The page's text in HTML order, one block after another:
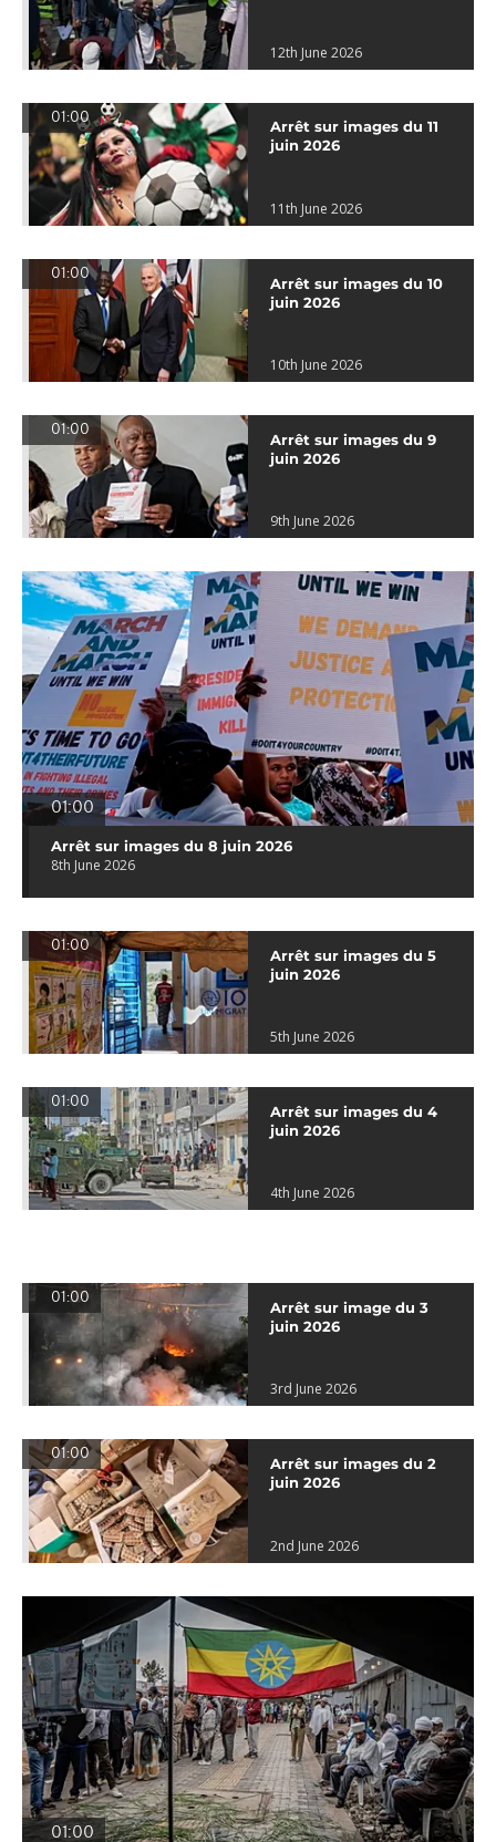
12th June 2026
01:00
Arrêt sur images du 11
juin 2026
11th June 2026
01:00
Arrêt sur images du 10
juin 2026
10th June 2026
01:00
Arrêt sur images du 9
juin 2026
9th June 2026
01:00
Arrêt sur images du 8 juin 2026
8th June 2026
01:00
Arrêt sur images du 5
juin 2026
5th June 2026
01:00
Arrêt sur images du 4
juin 2026
4th June 2026
01:00
Arrêt sur image du 3
juin 2026
3rd June 2026
01:00
Arrêt sur images du 2
juin 2026
2nd June 2026
01:00